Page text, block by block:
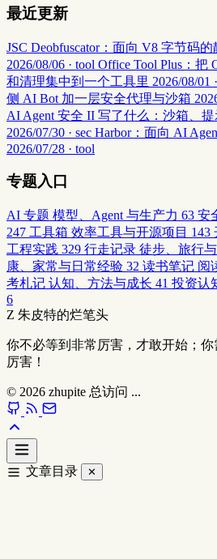
最近更新
JSC Deobfuscator：面向 V8 字节码
2026/08/06 · tool Office Tool Plus：把
和清理集中到一个工具里 2026/08/01
侧 AI Bot 加一层安全代理与沙箱
AI Agent 安全 II 写了什么：沙箱、
2026/07/30 · sec Harbor：面向 AI
2026/07/28 · tool
专题入口
AI 专题 模型、Agent 与生产力 63 安
247 工具箱 效率工具与开源项目 143
工程实践 329 行走记录 徒步、旅行
康、家常与日常经验 32 读书笔记 阅
考札记 认知、方法与成长 41 投资认
6
Z 朱皮特的烂笔头
你不必等到非常厉害，才敢开始；
厉害！
© 2026 zhupite 总访问 ...
文章目录 ✕